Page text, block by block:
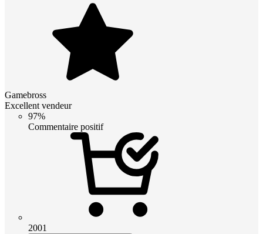
Gamebross
Excellent vendeur
97%
Commentaire positif
2001